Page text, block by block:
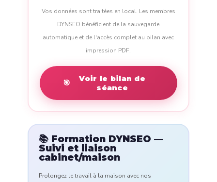
Vos données sont traitées en local. Les membres
DYNSEO bénéficient de la sauvegarde
automatique et de l'accès complet au bilan avec
impression PDF.
🎯
Voir le bilan de
séance
📚 Formation DYNSEO —
Suivi et liaison
cabinet/maison
Prolongez le travail à la maison avec nos